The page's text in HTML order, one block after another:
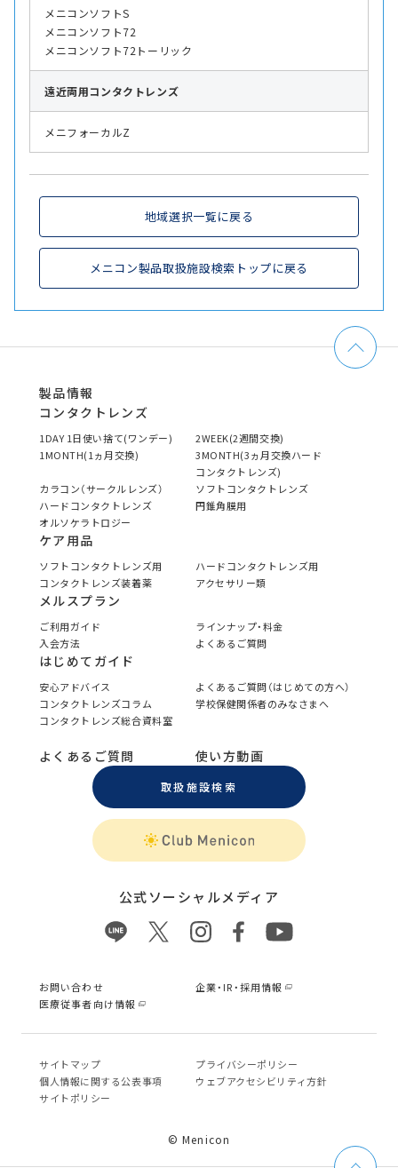
メニコンソフトS
メニコンソフト72
メニコンソフト72トーリック
遠近両用コンタクトレンズ
メニフォーカルZ
地域選択一覧に戻る
メニコン製品取扱施設検索トップに戻る
製品情報
コンタクトレンズ
1DAY 1日使い捨て(ワンデー)
2WEEK(2週間交換)
1MONTH(1ヵ月交換)
3MONTH(3ヵ月交換ハード
コンタクトレンズ)
カラコン（サークルレンズ）
ソフトコンタクトレンズ
ハードコンタクトレンズ
円錐角膜用
オルソケラトロジー
ケア用品
ソフトコンタクトレンズ用
ハードコンタクトレンズ用
コンタクトレンズ装着薬
アクセサリー類
メルスプラン
ご利用ガイド
ラインナップ・料金
入会方法
よくあるご質問
はじめてガイド
安心アドバイス
よくあるご質問（はじめての方へ）
コンタクトレンズコラム
学校保健関係者のみなさまへ
コンタクトレンズ総合資料室
よくあるご質問 使い方動画
取扱施設検索
公式ソーシャルメディア
お問い合わせ
企業・IR・採用情報
医療従事者向け情報
サイトマップ
プライバシーポリシー
個⼈情報に関する公表事項
ウェブアクセシビリティ方針
サイトポリシー
© Menicon